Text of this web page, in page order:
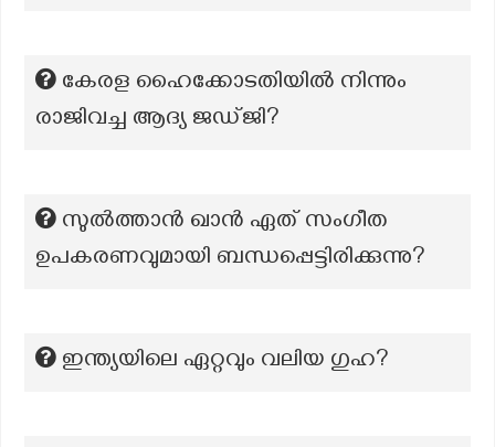
കേരള ഹൈക്കോടതിയിൽ നിന്നും
രാജിവച്ച ആദ്യ ജഡ്ജി?
സുൽത്താൻ ഖാൻ ഏത് സംഗീത
ഉപകരണവുമായി ബന്ധപ്പെട്ടിരിക്കുന്നു?
ഇന്ത്യയിലെ ഏറ്റവും വലിയ ഗുഹ?